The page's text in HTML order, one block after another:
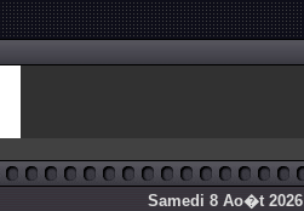
Samedi 8 Ao�t 2026